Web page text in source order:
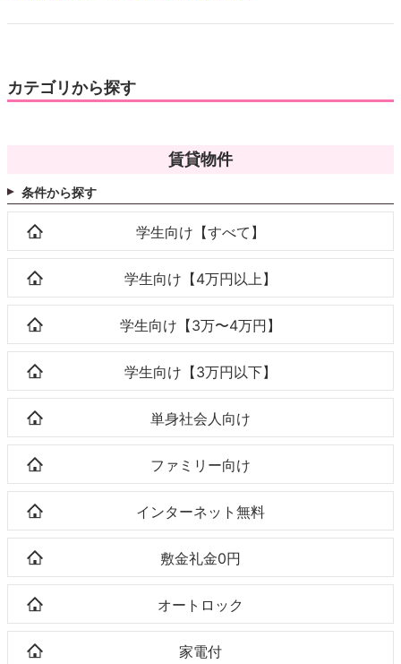
カテゴリから探す
賃貸物件
条件から探す
学生向け【すべて】
学生向け【4万円以上】
学生向け【3万〜4万円】
学生向け【3万円以下】
単身社会人向け
ファミリー向け
インターネット無料
敷金礼金0円
オートロック
家電付